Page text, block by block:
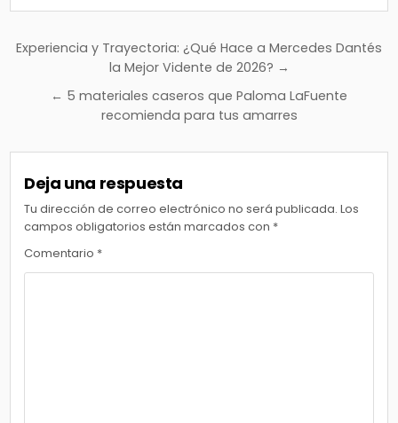
Navegación
entradas
Experiencia y Trayectoria: ¿Qué Hace a Mercedes Dantés
la Mejor Vidente de 2026? →
← 5 materiales caseros que Paloma LaFuente
recomienda para tus amarres
Deja una respuesta
Tu dirección de correo electrónico no será publicada. Los
campos obligatorios están marcados con *
Comentario *